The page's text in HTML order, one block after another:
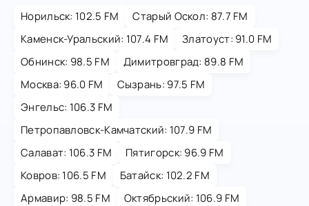
безопасности слушателей мы
транслируем оперативные сводки
Симферопольском шоссе (трасса М-2),
актуальные предупреждения МЧС о
гололеде или тумане, а также полезные
условиях российского климата.
С «Дорожным радио» любая поездка
превращается из утомительной
необходимости в комфортное
Норильск: 102.5 FM
Старый Оскол: 87.7 FM
Каменск-Уральский: 107.4 FM
Златоуст: 91.0 FM
Обнинск: 98.5 FM
Димитровград: 89.8 FM
Москва: 96.0 FM
Сызрань: 97.5 FM
Энгельс: 106.3 FM
Петропавловск-Камчатский: 107.9 FM
Салават: 106.3 FM
Пятигорск: 96.9 FM
Ковров: 106.5 FM
Батайск: 102.2 FM
Армавир: 98.5 FM
Октябрьский: 106.9 FM